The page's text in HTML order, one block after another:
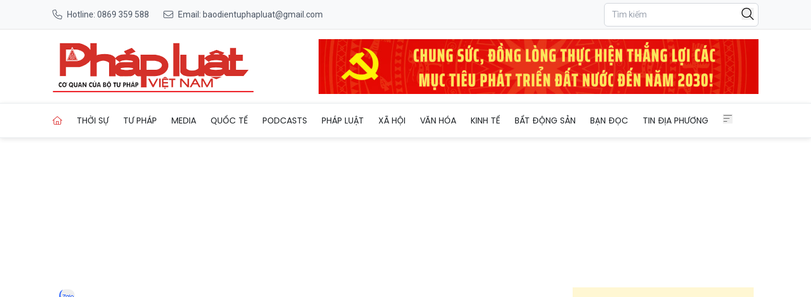
Hotline: 0869 359 588 Email: baodientuphapluat@gmail.com
THỜI SỰ TƯ PHÁP MEDIA QUỐC TẾ PODCASTS PHÁP LUẬT XÃ HỘI VĂN HÓA KINH TẾ BẤT ĐỘNG SẢN BẠN ĐỌC TIN ĐỊA PHƯƠNG